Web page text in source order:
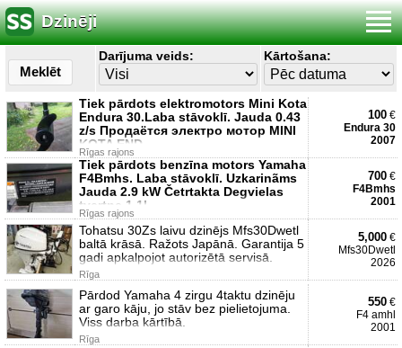
Dzinēji
Meklēt
Darījuma veids: Kārtošana:
Tiek pārdots elektromotors Mini Kota
Endura 30.Laba stāvoklī. Jauda 0.43
z/s Продаётся электро мотор MINI
KOTA END
Rīgas rajons
100 €
Endura 30
2007
Tiek pārdots benzīna motors Yamaha
F4Bmhs. Laba stāvoklī. Uzkarinãms
Jauda 2.9 kW Četrtakta Degvielas
tvertne 1.1l,
Rīgas rajons
700 €
F4Bmhs
2001
Tohatsu 30Zs laivu dzinējs Mfs30Dwetl
baltā krāsā. Ražots Japānā. Garantija 5
gadi apkalpojot autorizētā servisā.
Rīga
5,000 €
Mfs30Dwetl
2026
Pārdod Yamaha 4 zirgu 4taktu dzinēju
ar garo kāju, jo stāv bez pielietojuma.
Viss darba kārtībā.
Rīga
550 €
F4 amhl
2001